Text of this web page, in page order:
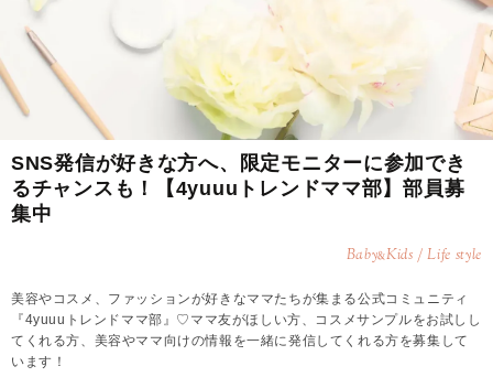
SNS発信が好きな方へ、限定モニターに参加でき
るチャンスも！【4yuuuトレンドママ部】部員募
集中
Baby&Kids / Life style
美容やコスメ、ファッションが好きなママたちが集まる公式コミュニティ
『4yuuuトレンドママ部』♡ママ友がほしい方、コスメサンプルをお試しし
てくれる方、美容やママ向けの情報を一緒に発信してくれる方を募集して
います！